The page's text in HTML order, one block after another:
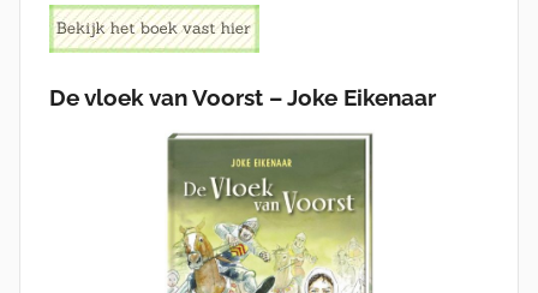
De vloek van Voorst – Joke Eikenaar